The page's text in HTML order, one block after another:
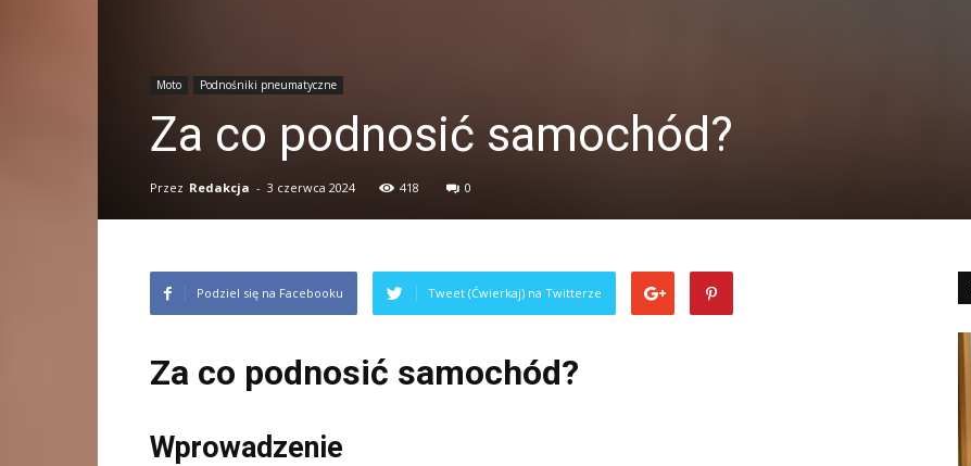
Moto Podnośniki pneumatyczne
Za co podnosić samochód?
Przez Redakcja - 3 czerwca 2024 418 0
Podziel się na Facebooku Tweet (Ćwierkaj) na Twitterze
Za co podnosić samochód?
Wprowadzenie